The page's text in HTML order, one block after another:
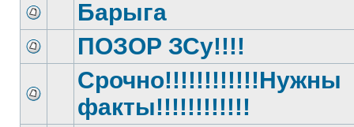
Барыга
ПОЗОР ЗСу!!!!
Срочно!!!!!!!!!!!!Нужны
факты!!!!!!!!!!!!